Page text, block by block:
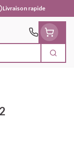
Livraison rapide